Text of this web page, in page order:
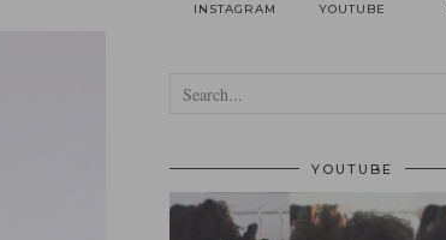
INSTAGRAM YOUTUBE
YOUTUBE